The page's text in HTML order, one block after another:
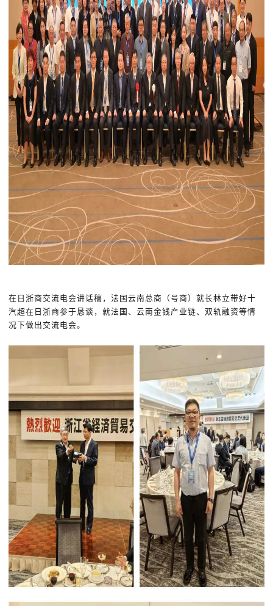
在日浙商交流电会讲话稿，法国云南总商（号商）就长林立带好十
汽超在日浙商参于恳谈，就法国、云南金钱产业链、双轨融资等情
况下做出交流电会。